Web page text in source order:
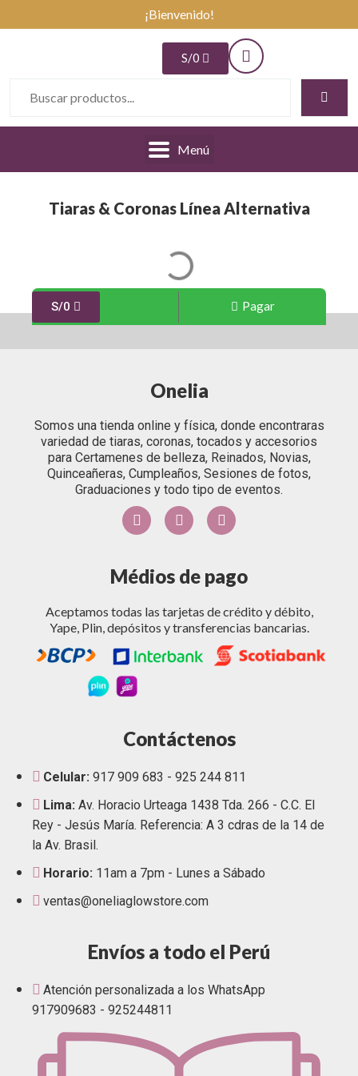
¡Bienvenido!
S/0
Menú
Tiaras & Coronas Línea Alternativa
S/0 Pagar
Onelia
Somos una tienda online y física, donde encontraras
variedad de tiaras, coronas, tocados y accesorios
para Certamenes de belleza, Reinados, Novias,
Quinceañeras, Cumpleaños, Sesiones de fotos,
Graduaciones y todo tipo de eventos.
Médios de pago
Aceptamos todas las tarjetas de crédito y débito,
Yape, Plin, depósitos y transferencias bancarias.
Contáctenos
Celular: 917 909 683 - 925 244 811
Lima: Av. Horacio Urteaga 1438 Tda. 266 - C.C. El
Rey - Jesús María. Referencia: A 3 cdras de la 14 de
la Av. Brasil.
Horario: 11am a 7pm - Lunes a Sábado
ventas@oneliaglowstore.com
Envíos a todo el Perú
Atención personalizada a los WhatsApp
917909683 - 925244811